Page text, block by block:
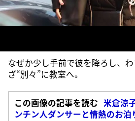
なぜか少し手前で彼を降ろし、
ざ“別々”に教室へ。
この画像の記事を読む 米倉涼
ンチン人ダンサーと情熱のお泊